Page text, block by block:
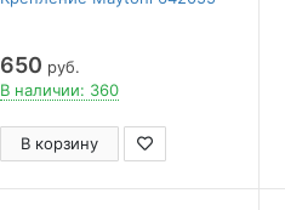
650 руб.
В наличии: 360
В корзину